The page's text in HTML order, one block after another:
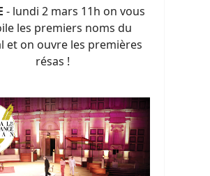
- lundi 2 mars 11h on vous
les premiers noms du
et on ouvre les premières
résas !